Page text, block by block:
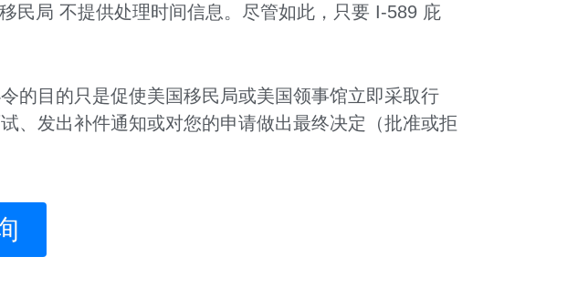
民局 不提供处理时间信息。尽管如此，只要 I-589 庇
的目的只是促使美国移民局或美国领事馆立即采取行
、发出补件通知或对您的申请做出最终决定（批准或拒